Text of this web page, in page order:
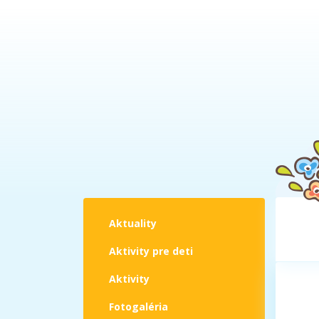
Aktuality
Aktivity pre deti
Aktivity
Fotogaléria